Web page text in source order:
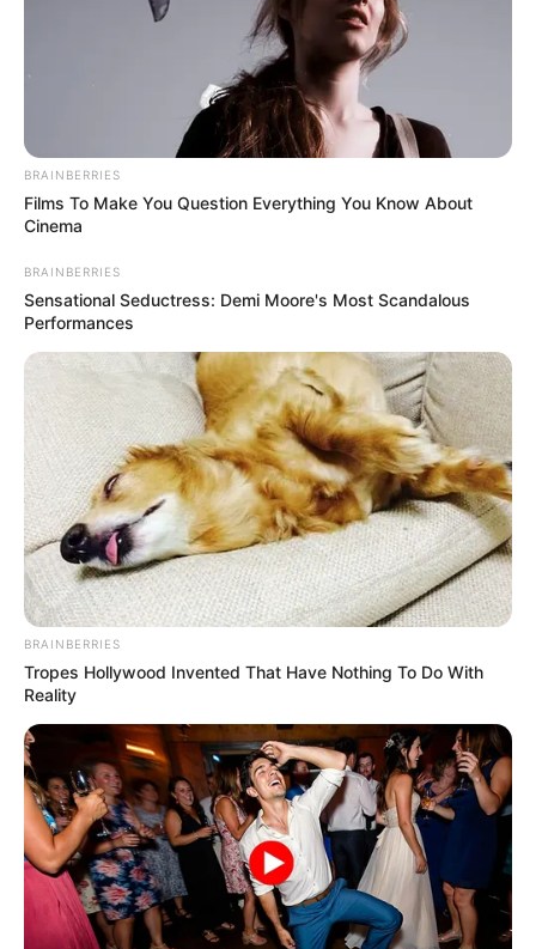
Facebookra. A képen ő és Mészáros Lőrinc látható
együtt, a bejegyzés alapján pedig a helyszín egy
**„Cannes-ban került elő Mészáros Lőrinc
(Forrás: átlátszó)**
A kép az Átlátszó cikkében is megtekinthető. A
felvétel alapján Mészáros Lőrinc elutazott
Magyarországról, és a francia Riviérán bukkant fel.
Luxusüzletben készült a felvétel
A Hermès világszerte ismert francia luxusmárka,
amelynek termékei a tehetősebb vásárlók körében
számítanak státuszszimbólumnak. A márkához
tartozik a híres Birkin táska is, amelynek ára akár
BRAINBERRIES
Films To Make You Question Everything You Know About
Cinema
BRAINBERRIES
Sensational Seductress: Demi Moore's Most Scandalous
Performances
BRAINBERRIES
Tropes Hollywood Invented That Have Nothing To Do With
Reality